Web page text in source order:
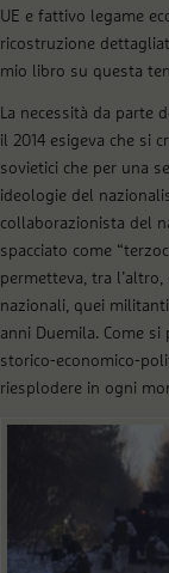
UE e fattivo legame
ricostruzione
mio libro su questa
La necessità da parte
il 2014 esigeva che si
sovietici che per una
ideologie del
collaborazionista del
spacciato come
permetteva, tra
nazionali, quei
anni Duemila. Come
storico-economico-
riesplodere in ogni